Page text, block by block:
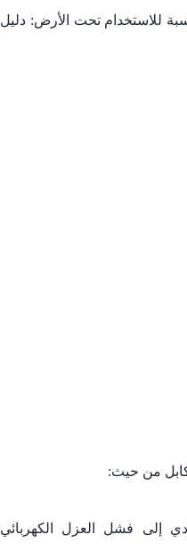
من حيث:
إلى فشل العزل الكهربائي